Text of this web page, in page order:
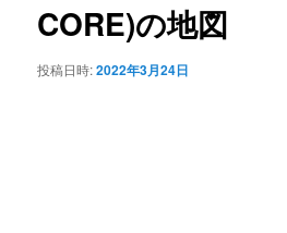
CORE)の地図
投稿日時:2022年3月24日